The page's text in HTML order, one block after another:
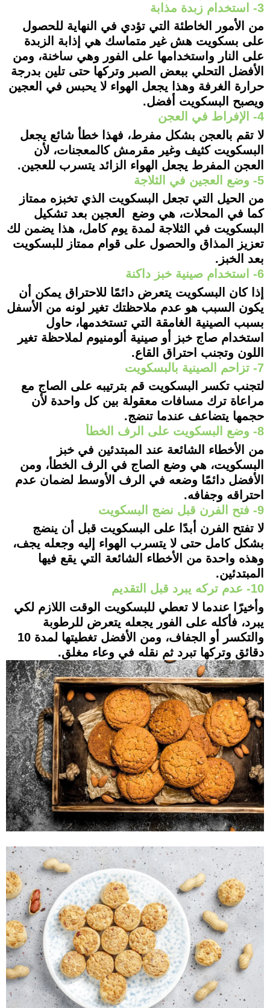
3- استخدام زبدة مذابة
من الأمور الخاطئة التي تؤدي في النهاية للحصول
على بسكويت هش غير متماسك هي إذابة الزبدة
على النار واستخدامها على الفور وهي ساخنة، ومن
الأفضل التحلي ببعض الصبر وتركها حتى تلين بدرجة
حرارة الغرفة وهذا يجعل الهواء لا يحبس في العجين
ويصبح البسكويت أفضل.
4- الإفراط في العجن
لا تقم بالعجن بشكل مفرط، فهذا خطأ شائع يجعل
البسكويت كثيف وغير مقرمش كالمعجنات، لأن
العجن المفرط يجعل الهواء الزائد يتسرب للعجين.
5- وضع العجين في الثلاجة
من الحيل التي تجعل البسكويت الذي تخبزه ممتاز
كما في المحلات، هي وضع العجين بعد تشكيل
البسكويت في الثلاجة لمدة يوم كامل، هذا يضمن لك
تعزيز المذاق والحصول على قوام ممتاز للبسكويت
بعد الخبز.
6- استخدام صينية خبز داكنة
إذا كان البسكويت يتعرض دائمًا للاحتراق يمكن أن
يكون السبب هو عدم ملاحظتك تغير لونه من الأسفل
بسبب الصينية الغامقة التي تستخدمها، حاول
استخدام صاج خبز أو صينية ألومنيوم لملاحظة تغير
اللون وتجنب احتراق القاع.
7- تزاحم الصينية بالبسكويت
لتجنب تكسر البسكويت قم بترتيبه على الصاج مع
مراعاة ترك مسافات معقولة بين كل واحدة لأن
حجمها يتضاعف عندما تنضج.
8- وضع البسكويت على الرف الخطأ
من الأخطاء الشائعة عند المبتدئين في خبز
البسكويت، هي وضع الصاج في الرف الخطأ، ومن
الأفضل دائمًا وضعه في الرف الأوسط لضمان عدم
احتراقه وجفافه.
9- فتح الفرن قبل نضج البسكويت
لا تفتح الفرن أبدًا على البسكويت قبل أن ينضج
بشكل كامل حتى لا يتسرب الهواء إليه وجعله يجف،
وهذه واحدة من الأخطاء الشائعة التي يقع فيها
المبتدئين.
10- عدم تركه يبرد قبل التقديم
وأخيرًا عندما لا تعطي للبسكويت الوقت اللازم لكي
يبرد، فأكله على الفور يجعله يتعرض للرطوبة
والتكسر أو الجفاف، ومن الأفضل تغطيتها لمدة 10
دقائق وتركها تبرد ثم نقله في وعاء مغلق.